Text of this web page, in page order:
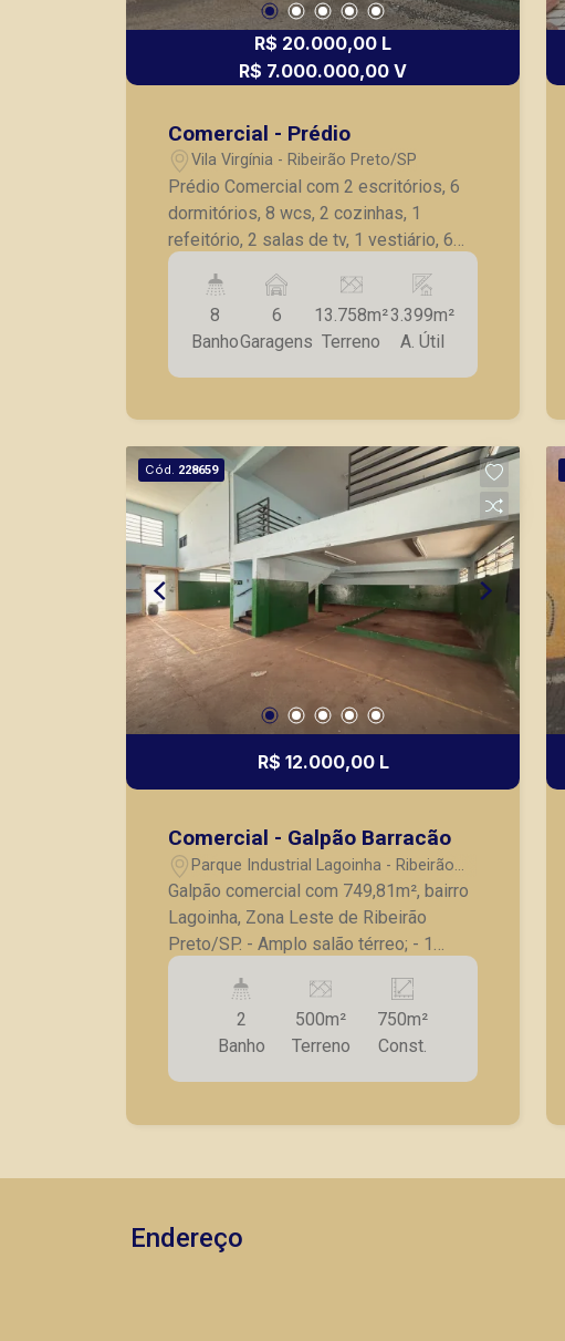
R$ 20.000,00 L
R$ 7.000.000,00 V
Comercial - Prédio
Vila Virgínia - Ribeirão Preto/SP
Prédio Comercial com 2 escritórios, 6
dormitórios, 8 wcs, 2 cozinhas, 1
refeitório, 2 salas de tv, 1 vestiário, 6
vagas de garagem na frente e nos
fundos diversas.
8
Banho
6
Garagens
13.758m²
Terreno
3.399m²
A. Útil
Cód. 228659
R$ 12.000,00 L
Comercial - Galpão Barracão
Parque Industrial Lagoinha - Ribeirão
Preto/SP
Galpão comercial com 749,81m², bairro
Lagoinha, Zona Leste de Ribeirão
Preto/SP. - Amplo salão térreo; - 1
escritório no pavimento superior; - 1
sala no subsolo; - Entrada principal para
caminhões; - 2 entradas laterais; - 1
doca; - 2 banheiros. A Piramid tem
como objetivo atender seus clientes
vendas de imóveis prontos, usados ou
cidade de Ribeirão Preto.
2
Banho
500m²
Terreno
750m²
Const.
Endereço